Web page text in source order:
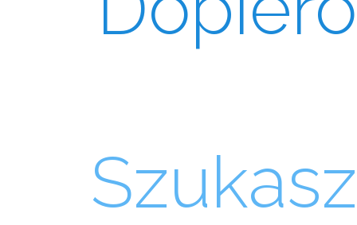
Szukasz